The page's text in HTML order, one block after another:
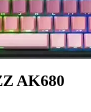
AK680